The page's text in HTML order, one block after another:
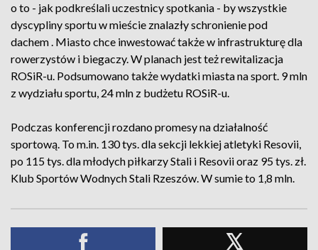
o to - jak podkreślali uczestnicy spotkania - by wszystkie
dyscypliny sportu w mieście znalazły schronienie pod
dachem . Miasto chce inwestować także w infrastrukturę dla
rowerzystów i biegaczy. W planach jest też rewitalizacja
ROSiR-u. Podsumowano także wydatki miasta na sport. 9 mln
z wydziału sportu, 24 mln z budżetu ROSiR-u.
Podczas konferencji rozdano promesy na działalność
sportową. To m.in. 130 tys. dla sekcji lekkiej atletyki Resovii,
po 115 tys. dla młodych piłkarzy Stali i Resovii oraz 95 tys. zł.
Klub Sportów Wodnych Stali Rzeszów. W sumie to 1,8 mln.